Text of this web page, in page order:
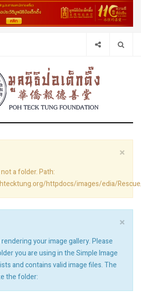
×
a folder. Path:
httpdocs/images/edia/
×
your image gallery. Please
you are using in the Simple Image
and contains valid image files. The
the folder: